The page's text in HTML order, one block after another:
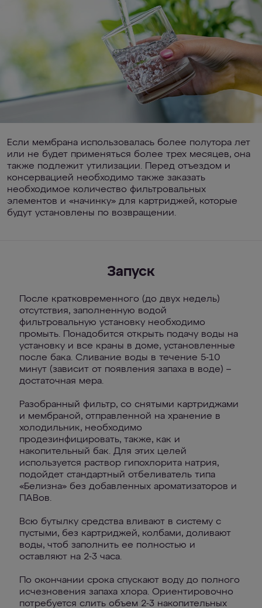
Если мембрана использовалась более полутора лет
или не будет применяться более трех месяцев, она
также подлежит утилизации. Перед отъездом и
консервацией необходимо также заказать
необходимое количество фильтровальных
элементов и «начинку» для картриджей, которые
будут установлены по возвращении.
Запуск
После кратковременного (до двух недель)
отсутствия, заполненную водой
фильтровальную установку необходимо
промыть. Понадобится открыть подачу воды на
установку и все краны в доме, установленные
после бака. Сливание воды в течение 5-10
минут (зависит от появления запаха в воде) –
достаточная мера.
Разобранный фильтр, со снятыми картриджами
и мембраной, отправленной на хранение в
холодильник, необходимо
продезинфицировать, также, как и
накопительный бак. Для этих целей
используется раствор гипохлорита натрия,
подойдет стандартный отбеливатель типа
«Белизна» без добавленных ароматизаторов и
ПАВов.
Всю бутылку средства вливают в систему с
пустыми, без картриджей, колбами, доливают
воды, чтоб заполнить ее полностью и
оставляют на 2-3 часа.
По окончании срока спускают воду до полного
исчезновения запаха хлора. Ориентировочно
потребуется слить объем 2-3 накопительных